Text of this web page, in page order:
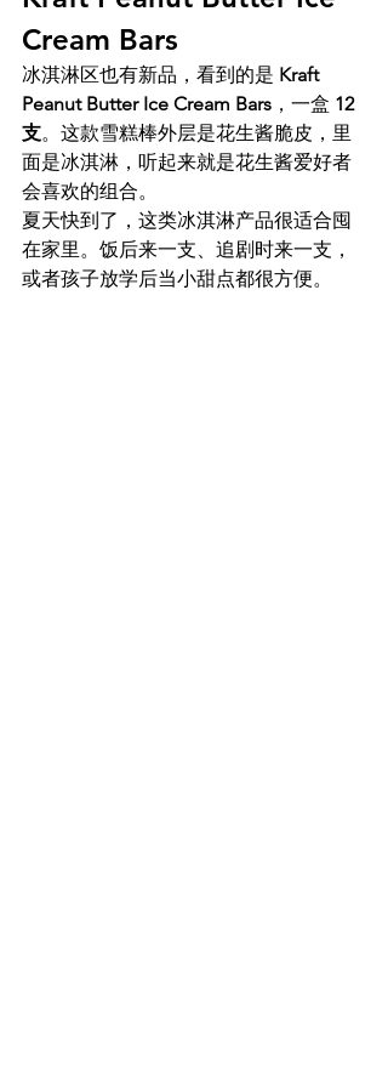
Cream Bars
冰淇淋区也有新品，看到的是 Kraft
Peanut Butter Ice Cream Bars ，一盒 12
支。这款雪糕棒外层是花生酱脆皮，里
面是冰淇淋，听起来就是花生酱爱好者
会喜欢的组合。
夏天快到了，这类冰淇淋产品很适合囤
在家里。饭后来一支、追剧时来一支，
或者孩子放学后当小甜点都很方便。